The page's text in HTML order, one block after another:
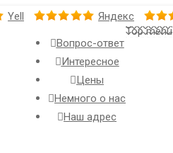
Yell Яндекс
Вопрос-ответ
Интересное
Цены
Немного о нас
Наш адрес
Top menu